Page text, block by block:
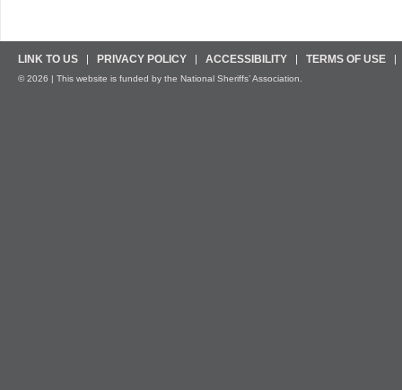
LINK TO US PRIVACY POLICY ACCESSIBILITY TERMS OF USE
© 2026 | This website is funded by the National Sheriffs’ Association.